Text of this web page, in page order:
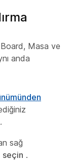
Board, Masa ve
anda
sağ
seçin .